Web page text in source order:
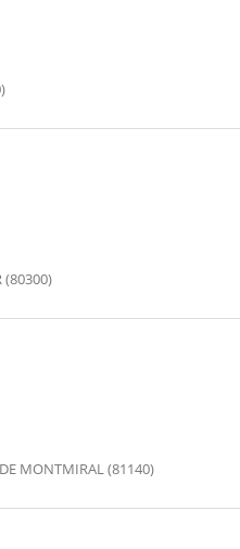
(80300)
MONTMIRAL (81140)